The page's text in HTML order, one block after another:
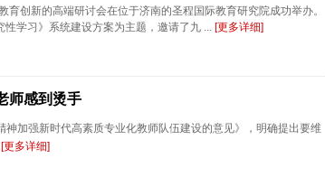
育创新的高端研讨会在位于济南的圣程国际教育研究院成功举办。
性学习》系统建设方案为主题，邀请了九 ... [更多详细]
师感到烫手
加强新时代高素质专业化教师队伍建设的意见》，明确提出要维
[更多详细]